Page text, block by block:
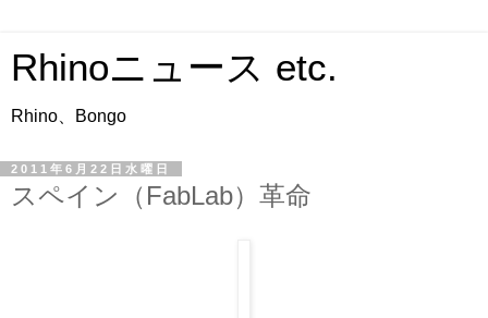
Rhinoニュース etc.
Rhino、Bongo
2011年6月22日水曜日
スペイン（FabLab）革命